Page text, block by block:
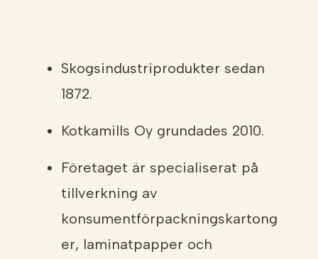
Skogsindustriprodukter sedan
1872.
Kotkamills Oy grundades 2010.
Företaget är specialiserat på
tillverkning av
konsumentförpackningskartong
er, laminatpapper och